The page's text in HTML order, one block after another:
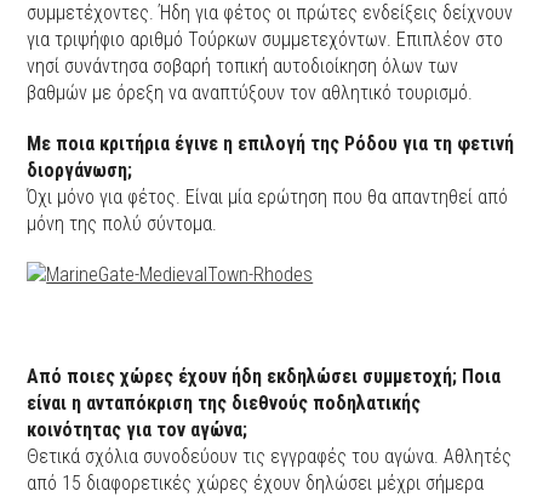
συμμετέχοντες. Ήδη για φέτος οι πρώτες ενδείξεις δείχνουν
για τριψήφιο αριθμό Τούρκων συμμετεχόντων. Επιπλέον στο
νησί συνάντησα σοβαρή τοπική αυτοδιοίκηση όλων των
βαθμών με όρεξη να αναπτύξουν τον αθλητικό τουρισμό.
Με ποια κριτήρια έγινε η επιλογή της Ρόδου για τη φετινή
διοργάνωση;
Όχι μόνο για φέτος. Είναι μία ερώτηση που θα απαντηθεί από
μόνη της πολύ σύντομα.
Από ποιες χώρες έχουν ήδη εκδηλώσει συμμετοχή; Ποια
είναι η ανταπόκριση της διεθνούς ποδηλατικής
κοινότητας για τον αγώνα;
Θετικά σχόλια συνοδεύουν τις εγγραφές του αγώνα. Αθλητές
από 15 διαφορετικές χώρες έχουν δηλώσει μέχρι σήμερα